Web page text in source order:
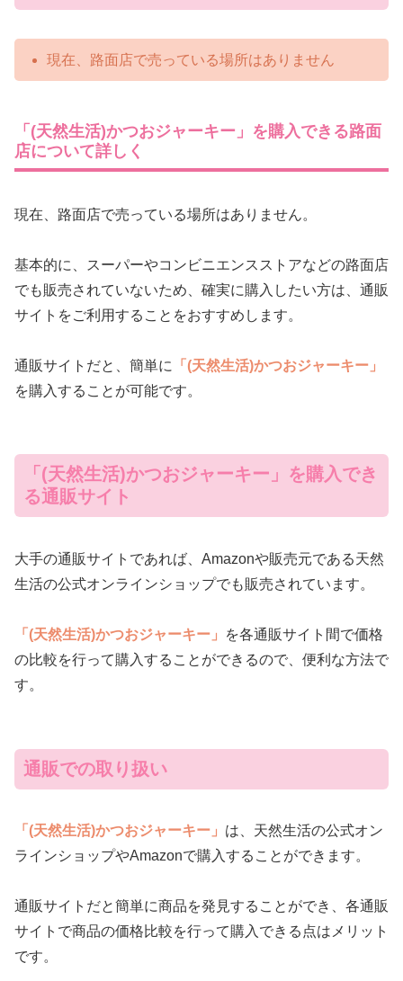
現在、路面店で売っている場所はありません
「(天然生活)かつおジャーキー」を購入できる路面
店について詳しく
現在、路面店で売っている場所はありません。
基本的に、スーパーやコンビニエンスストアなどの路面店
でも販売されていないため、確実に購入したい方は、通販
サイトをご利用することをおすすめします。
通販サイトだと、簡単に
「(天然生活)かつおジャーキー」
を購入することが可能です。
「(天然生活)かつおジャーキー」を購入でき
る通販サイト
大手の通販サイトであれば、Amazonや販売元である天然
生活の公式オンラインショップでも販売されています。
「(天然生活)かつおジャーキー」
を各通販サイト間で価格
の比較を行って購入することができるので、便利な方法で
す。
通販での取り扱い
「(天然生活)かつおジャーキー」 は、天然生活の公式オン
ラインショップやAmazonで購入することができます。
通販サイトだと簡単に商品を発見することができ、各通販
サイトで商品の価格比較を行って購入できる点はメリット
です。